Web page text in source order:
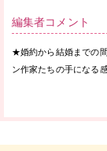
編集者コメント
★婚約から結婚までの
ン作家たちの手になる